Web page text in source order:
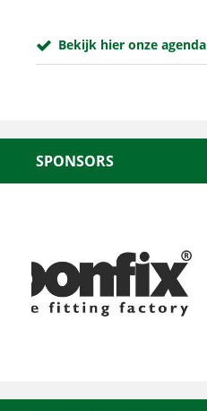
Bekijk hier onze agenda
SPONSORS